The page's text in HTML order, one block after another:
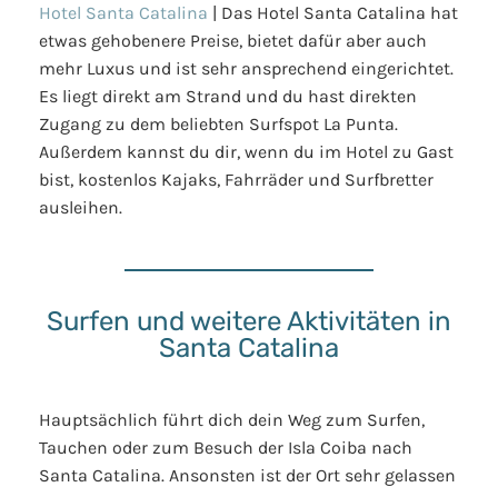
Hotel Santa Catalina | Das Hotel Santa Catalina hat
etwas gehobenere Preise, bietet dafür aber auch
mehr Luxus und ist sehr ansprechend eingerichtet.
Es liegt direkt am Strand und du hast direkten
Zugang zu dem beliebten Surfspot La Punta.
Außerdem kannst du dir, wenn du im Hotel zu Gast
bist, kostenlos Kajaks, Fahrräder und Surfbretter
ausleihen.
Surfen und weitere Aktivitäten in
Santa Catalina
Hauptsächlich führt dich dein Weg zum Surfen,
Tauchen oder zum Besuch der Isla Coiba nach
Santa Catalina. Ansonsten ist der Ort sehr gelassen